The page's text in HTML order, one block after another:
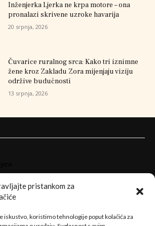
pristankom za
iskustvo, koristimo tehnologije poput kolačića za
Inženjerka Ljerka ne krpa motore – ona
pronalazi skrivene uzroke havarija
20 srpnja, 2026
Čuvarice ruralnog srca: Kako tri iznimne
žene kroz Zakladu Zora mijenjaju viziju
održive budućnosti
13 srpnja, 2026